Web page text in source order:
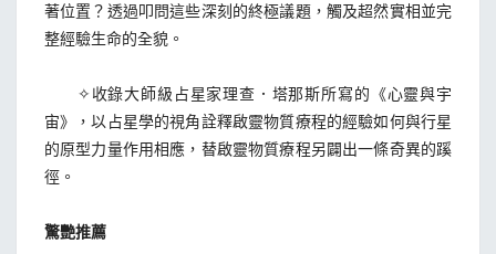
著位置？透過叩問這些深刻的終極議題，觸及超然實相並完
整經驗生命的全貌。
✧收錄大師級占星家理查．塔那斯所寫的《心靈與宇
宙》，以占星學的視角詮釋啟靈物質療程的經驗如何與行星
的原型力量作用相應，替啟靈物質療程另闢出一條奇異的蹊
徑。
驚艷推薦